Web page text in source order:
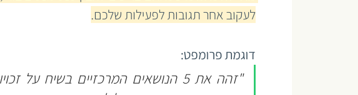
לעקוב אחר תגובות לפעילות שלכם.
דוגמת פרומפט: